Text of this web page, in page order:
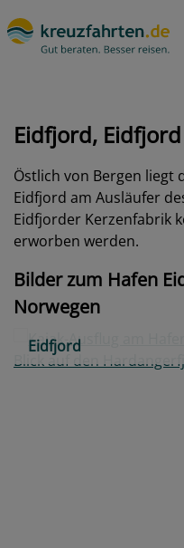
Eidfjord,
Östlich von Bergen liegt
Eidfjord am Ausläufer
Eidfjorder Kerzenfabrik
erworben werden.
Bilder zum Hafen
Norwegen
Eidfjord